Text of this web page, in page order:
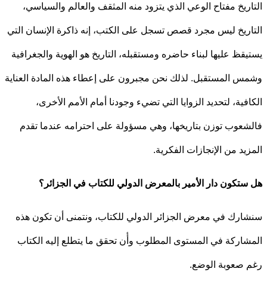
مفتاح الوعي الذي يتزود منه المثقف والعالم والسياسي،
ليس مجرد قصص تسجل على الكتب، إنه ذاكرة الإنسان التي
عليها لبناء حاضره ومستقبله، التاريخ هو الهوية والجغرافية
المستقبل. لذلك نحن مجبرون على إعطاء هذه المادة العناية
لتحديد الزوايا التي تضيء وجودنا أمام الأمم الأخرى،
توزن بتاريخها، وهي مسؤولة على احترامه عندما تقدم
من الإنجازات الفكرية.
دار الأمير بالمعرض الدولي للكتاب في الجزائر؟
في معرض الجزائر الدولي للكتاب، ونتمنى أن تكون هذه
في المستوى المطلوب وأٔن تحقق ما يتطلع إليه الكتاب
صعوبة الوضع.